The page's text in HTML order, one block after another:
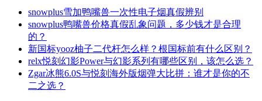
snowplus雪加鸭嘴兽一次性电子烟真假辨别
snowplus鸭嘴兽价格真假乱象问题，多少钱才是合理
的？
新国标yooz柚子二代杆怎么样？根国标前有什么区别？
relx悦刻幻影Power与幻影系列有哪些区别，该怎么选？
Zgar冰熊6.0S与悦刻海外版烟弹大比拼：谁才是你的不
二之选？